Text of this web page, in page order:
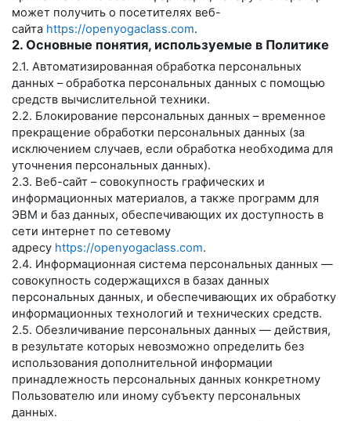
может получить о посетителях веб-
сайта https://openyogaclass.com.
2. Основные понятия, используемые в Политике
2.1. Автоматизированная обработка персональных
данных – обработка персональных данных с помощью
средств вычислительной техники.
2.2. Блокирование персональных данных – временное
прекращение обработки персональных данных (за
исключением случаев, если обработка необходима для
уточнения персональных данных).
2.3. Веб-сайт – совокупность графических и
информационных материалов, а также программ для
ЭВМ и баз данных, обеспечивающих их доступность в
сети интернет по сетевому
адресу https://openyogaclass.com.
2.4. Информационная система персональных данных —
совокупность содержащихся в базах данных
персональных данных, и обеспечивающих их обработку
информационных технологий и технических средств.
2.5. Обезличивание персональных данных — действия,
в результате которых невозможно определить без
использования дополнительной информации
принадлежность персональных данных конкретному
Пользователю или иному субъекту персональных
данных.